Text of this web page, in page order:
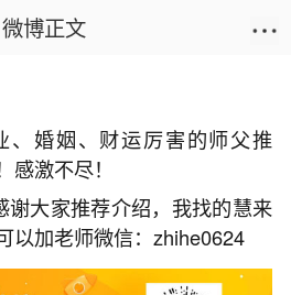
犯太岁冲太岁？
08 13:16:52 19 10 赞
微博正文
婚姻、财运厉害的师父推
激不尽！
谢大家推荐介绍，我找的慧来
以加老师微信：zhihe0624